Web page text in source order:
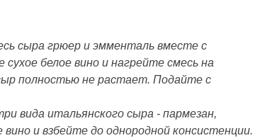
сыра грюер и эмменталь вместе с
белое вино и нагрейте смесь на
полностью не растает. Подайте с
вида итальянского сыра - пармезан,
и взбейте до однородной консистенции.